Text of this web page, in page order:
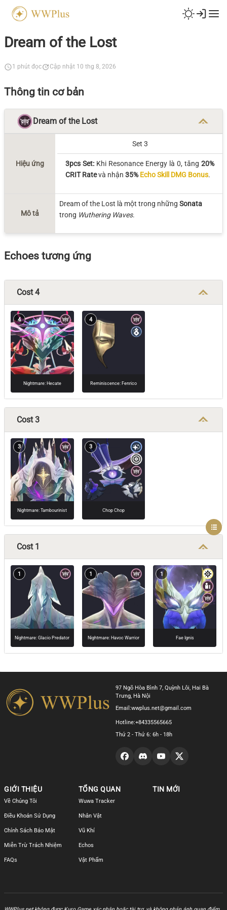
Dream of the Lost
1 phút đọc Cập nhật 10 thg 8, 2026
Thông tin cơ bản
Dream of the Lost
Hiệu ứng
Set 3
3pcs Set: Khi Resonance Energy là 0, tăng 20%
CRIT Ratevà nhận 35%Echo Skill DMG Bonus.
Mô tả
Dream of the Lost là một trong những Sonata
trong Wuthering Waves.
Echoes tương ứng
Cost 4
4
Nightmare: Hecate
4
Reminiscence: Fenrico
Cost 3
3
Nightmare: Tambourinist
3
Chop Chop
Cost 1
1
Nightmare: Glacio Predator
1
Nightmare: Havoc Warrior
1
Fae Ignis
97 Ngõ Hòa Bình 7, Quỳnh Lôi, Hai Bà
Trưng, Hà Nội
Email:wwplus.net@gmail.com
Hotline:+84335565665
Thứ 2 - Thứ 6: 6h - 18h
GIỚI THIỆU
Về Chúng Tôi
Điều Khoản Sử Dụng
Chính Sách Bảo Mật
Miễn Trừ Trách Nhiệm
FAQs
TỔNG QUAN
Wuwa Tracker
Nhân Vật
Vũ Khí
Echos
Vật Phẩm
TIN MỚI